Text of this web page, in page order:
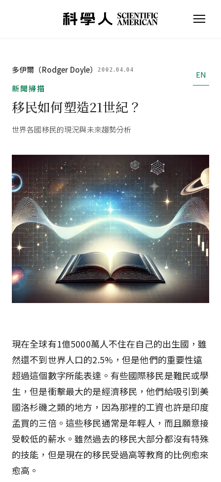
多伊爾（Rodger Doyle） 2002.04.04
EN
新聞掃描
移民如何塑造21世紀？
世界各國移民的現況與未來趨勢分析
現在全球有1億5000萬人不住在自己的出生國，雖
然還不到世界人口的2.5%，但是他們的重要性遠
超過這個數字所能表達。有些國際移民是難民或學
生，但是衝擊最大的是經濟移民，他們給吸引到美
國洛杉磯之類的地方，因為那裡的工資也許是印度
孟買的三倍。這些移民通常是年輕人，而且願意接
受較低的薪水。雖然過去的移民大部分都沒有特殊
的技能，但是現在的移民受過高等教育的比例愈來
愈高。